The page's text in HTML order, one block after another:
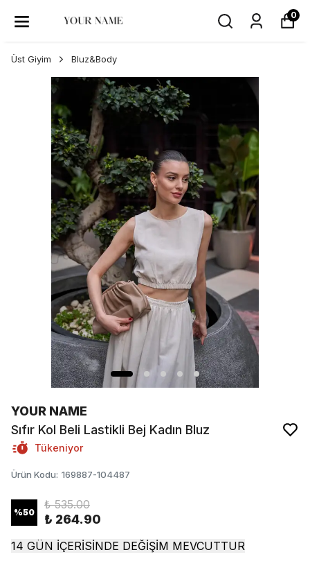
0
Üst Giyim Bluz&Body
YOUR NAME
Sıfır Kol Beli Lastikli Bej Kadın Bluz
Tükeniyor
Ürün Kodu: 169887-104487
%50
₺ 535.00
₺ 264.90
14 GÜN İÇERİSİNDE DEĞİŞİM MEVCUTTUR